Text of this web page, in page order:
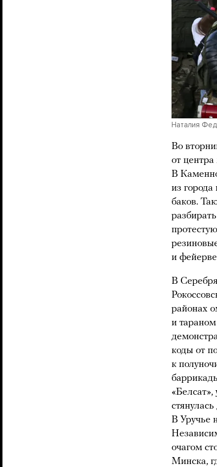
Наталия
Во
от
В
из
баков.
и
В
районах
и
коды от
к
В Уручье
очагом
Минска,